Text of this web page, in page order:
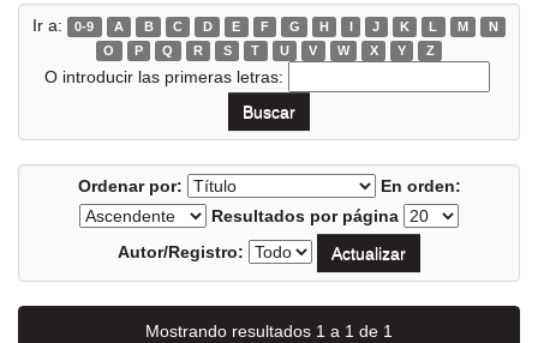
Ir a: 0-9 A B C D E F G H I J K L M
N
O
P Q R S T U V W X Y Z
O introducir las primeras letras:
Ordenar por:
En orden:
Resultados por página
Autor/Registro:
Mostrando resultados 1 a 1 de 1